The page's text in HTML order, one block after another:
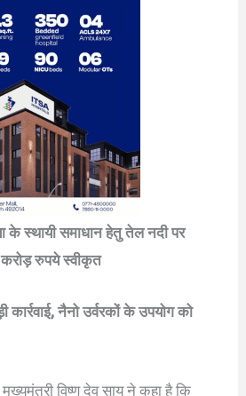
स्थायी समाधान हेतु तेल नदी पर
करोड़ रुपये स्वीकृत
नैनो उर्वरकों के उपयोग को
मुख्यमंत्री विष्णु देव साय ने कहा है कि